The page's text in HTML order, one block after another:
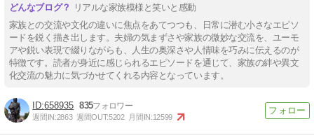
リアルな家族模様と笑いと感動
家族との交流や文化の違いに焦点をあてつつも、日常に潜む小さなエピソ
ードを鋭く描き出します。夫婦の気まずさや家族の微妙な交流を、ユーモ
アや鋭い表現で綴りながらも、人生の奥深さや人情味を巧みに伝えるのが
特徴です。読者が身近に感じられるエピソードを通じて、家族の絆や異文
化交流の魅力に気づかせてくれる内容となっています。
658935 835
週間IN:2863 週間OUT:5202 月間IN:12599